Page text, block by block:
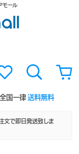
全国一律送料無料
モール
文で即日発送致しま